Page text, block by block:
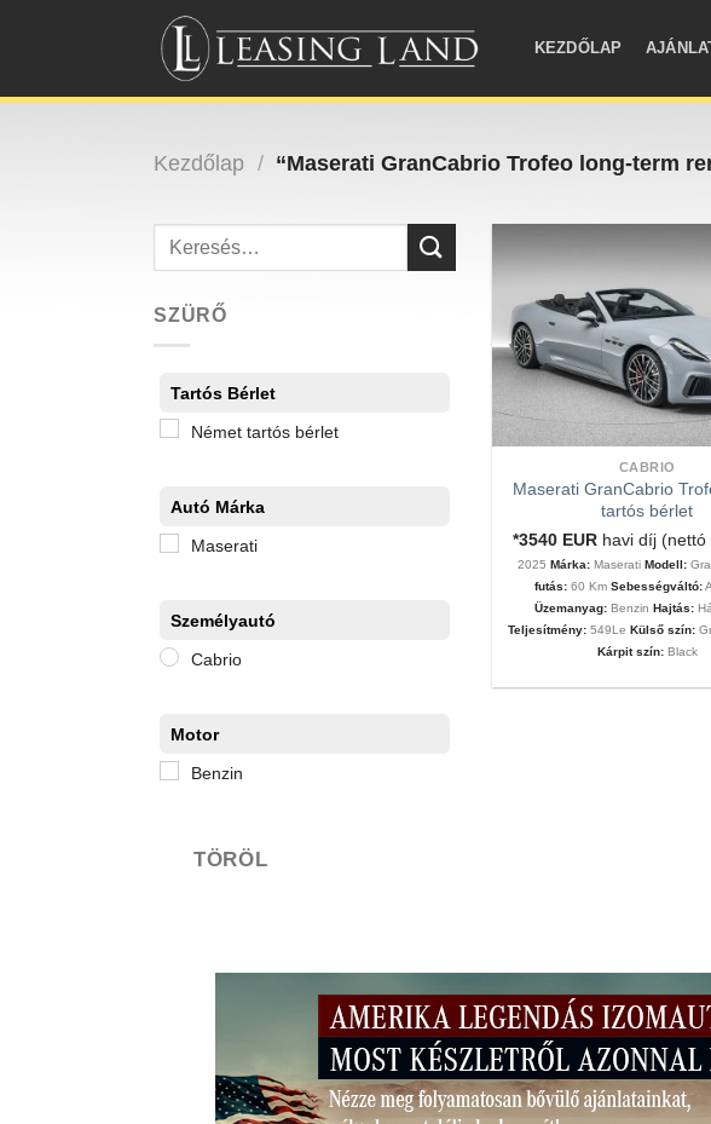
KEZDŐLAP
Kezdőlap / “Maserati GranCabrio Trofeo long-term
Keresés
SZÜRŐ
Tartós Bérlet
Német tartós bérlet
Autó Márka
Maserati
Személyautó
Cabrio
Motor
Benzin
TÖRÖL
CABRIO
Maserati GranCabrio
tartós bérlet
*3540 EUR havi díj (nettó
2025 Márka:Maserati Modell:
futás:60 KmSebességváltó:
Üzemanyag:Benzin Hajtás:
Teljesítmény:549Le Külső szín:
Kárpit szín:Black